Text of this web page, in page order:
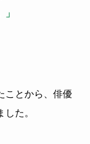
ことから、俳優
た。